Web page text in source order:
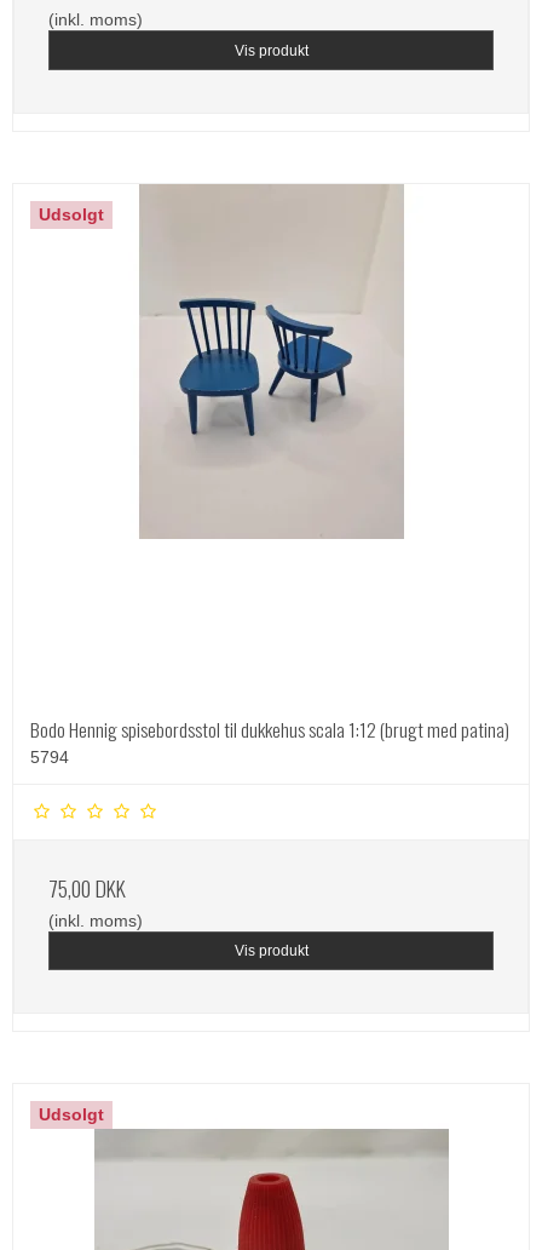
(inkl. moms)
Vis produkt
Udsolgt
Bodo Hennig spisebordsstol til dukkehus scala 1:12 (brugt med patina)
5794
75,00 DKK
(inkl. moms)
Vis produkt
Udsolgt